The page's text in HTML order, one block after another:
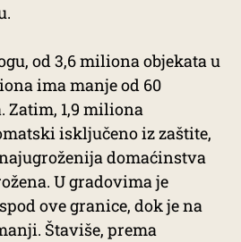
od 3,6 miliona objekata u
ima manje od 60
1,9 miliona
isključeno iz zaštite,
domaćinstva
U gradovima je
ove granice, dok je na
Štaviše, prema